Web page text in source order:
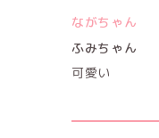
ながちゃん
ふみちゃん
可愛い